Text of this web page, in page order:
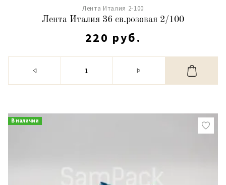
Лента Италия 2-100
Лента Италия 36 св.розовая 2/100
220 руб.
В наличии